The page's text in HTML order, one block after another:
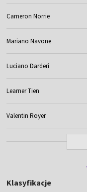
Cameron Norrie
Mariano Navone
Luciano Darderi
Learner Tien
Valentin Royer
Klasyfikacje